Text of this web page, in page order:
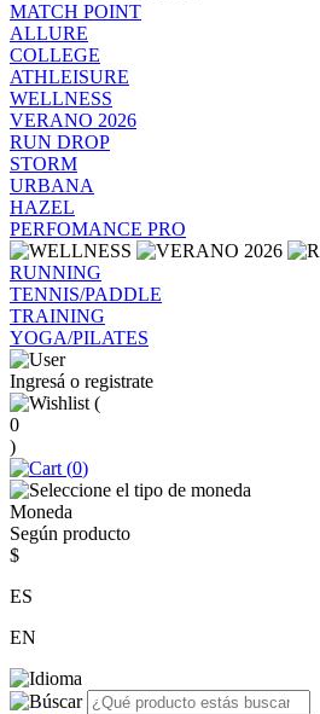
MATCH POINT
ALLURE
COLLEGE
ATHLEISURE
WELLNESS
VERANO 2026
RUN DROP
STORM
URBANA
HAZEL
PERFOMANCE PRO
RUNNING
TENNIS/PADDLE
TRAINING
YOGA/PILATES
Ingresá o registrate
(
0
)
(0)
Moneda
Según producto
$
ES
EN